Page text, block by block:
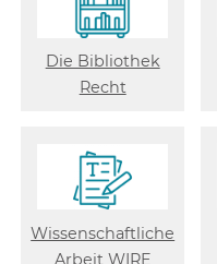
Die Bibliothek
Recht
Wissenschaftliche
Arbeit WIRE